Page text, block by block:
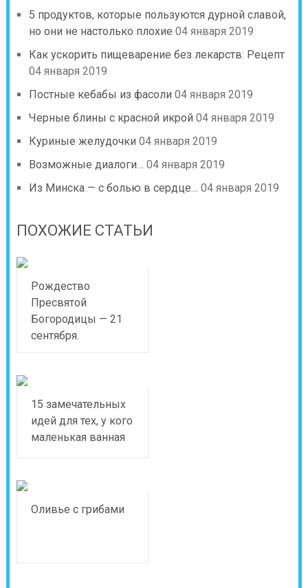
5 продуктов, которые пользуются дурной славой,
но они не настолько плохие 04 января 2019
Как ускорить пищеварение без лекарств: Рецепт
04 января 2019
Постные кебабы из фасоли 04 января 2019
Черные блины с красной икрой 04 января 2019
Куриные желудочки 04 января 2019
Возможные диалоги… 04 января 2019
Из Минска — с болью в сердце… 04 января 2019
ПОХОЖИЕ СТАТЬИ
Рождество
Пресвятой
Богородицы — 21
сентября.
15 замечательных
идей для тех, у кого
маленькая ванная
Оливье с грибами